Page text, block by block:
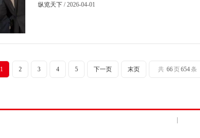
纵览天下 / 2026-04-01
1 2 3 4 5 下一页 末页 共 66页654条